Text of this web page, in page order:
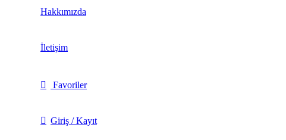
Hakkımızda
İletişim
Favoriler
Giriş / Kayıt